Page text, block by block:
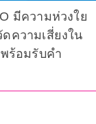
มีความห่วงใย
ความเสี่ยงใน
ร้อมรับคำ